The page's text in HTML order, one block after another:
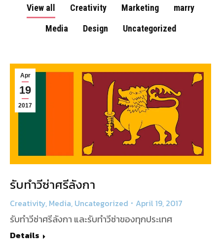
View all Creativity Marketing
marry
Media
Design Uncategorized
Apr
19
2017
รับทำวีซ่าศรีลังกา
Creativity, Media, Uncategorized April 19, 2017
รับทำวีซ่าศรีลังกา และรับทำวีซ่าของทุกประเทศ
Details